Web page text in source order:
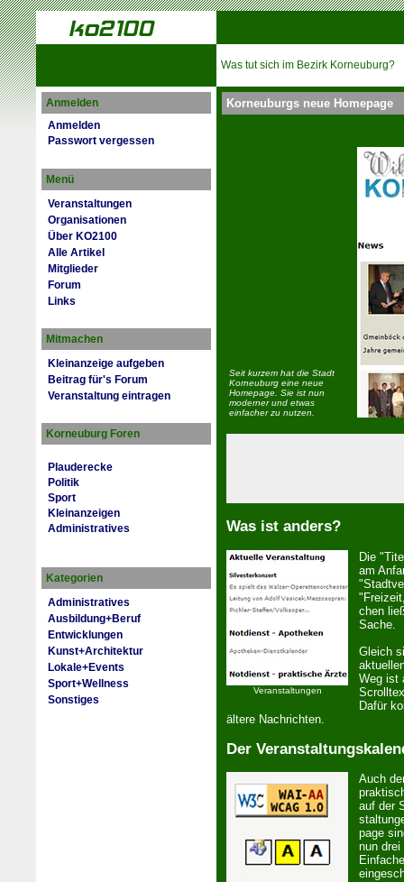
Was tut sich im Bezirk Korneuburg?
Anmelden
Anmelden
Passwort vergessen
Menü
Veranstaltungen
Organisationen
Über KO2100
Alle Artikel
Mitglieder
Forum
Links
Mitmachen
Kleinanzeige aufgeben
Beitrag für's Forum
Veranstaltung eintragen
Korneuburg Foren
Plauderecke
Politik
Sport
Kleinanzeigen
Administratives
Kategorien
Administratives
Ausbildung+Beruf
Entwicklungen
Kunst+Architektur
Lokale+Events
Sport+Wellness
Sonstiges
Korneuburgs neue Homepage
Seit kurzem hat die Stadt
Korneuburg eine neue
Homepage. Sie ist nun
moderner und etwas
einfacher zu nutzen.
Was ist anders?
Veranstaltungen
Die
am
chen
Sache.
Gleich
Weg ist
Dafür
ältere Nachrichten.
Der
Auch
auf der
page
nun